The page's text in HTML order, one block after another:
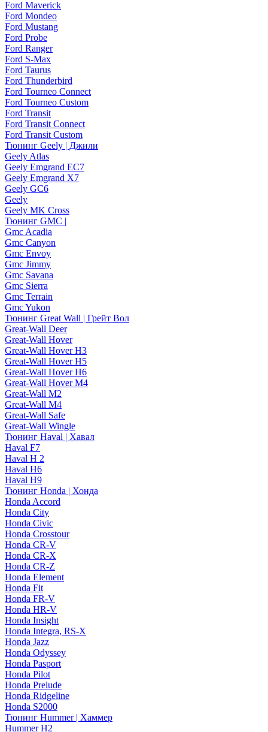
Ford Maverick
Ford Mondeo
Ford Mustang
Ford Probe
Ford Ranger
Ford S-Max
Ford Taurus
Ford Thunderbird
Ford Tourneo Connect
Ford Tourneo Custom
Ford Transit
Ford Transit Connect
Ford Transit Custom
Тюнинг Geely | Джили
Geely Atlas
Geely Emgrand EC7
Geely Emgrand X7
Geely GC6
Geely
Geely MK Cross
Тюнинг GMC |
Gmc Acadia
Gmc Canyon
Gmc Envoy
Gmc Jimmy
Gmc Savana
Gmc Sierra
Gmc Terrain
Gmc Yukon
Тюнинг Great Wall | Грейт Вол
Great-Wall Deer
Great-Wall Hover
Great-Wall Hover H3
Great-Wall Hover H5
Great-Wall Hover H6
Great-Wall Hover M4
Great-Wall M2
Great-Wall M4
Great-Wall Safe
Great-Wall Wingle
Тюнинг Haval | Хавал
Haval F7
Haval H 2
Haval H6
Haval H9
Тюнинг Honda | Хонда
Honda Accord
Honda City
Honda Civic
Honda Crosstour
Honda CR-V
Honda CR-X
Honda CR-Z
Honda Element
Honda Fit
Honda FR-V
Honda HR-V
Honda Insight
Honda Integra, RS-X
Honda Jazz
Honda Odyssey
Honda Pasport
Honda Pilot
Honda Prelude
Honda Ridgeline
Honda S2000
Тюнинг Hummer | Хаммер
Hummer H2